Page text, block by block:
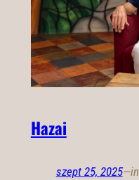
Hazai
szept 25, 2025—in